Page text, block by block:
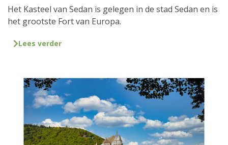
Het Kasteel van Sedan is gelegen in de stad Sedan en is
het grootste Fort van Europa.
Lees verder